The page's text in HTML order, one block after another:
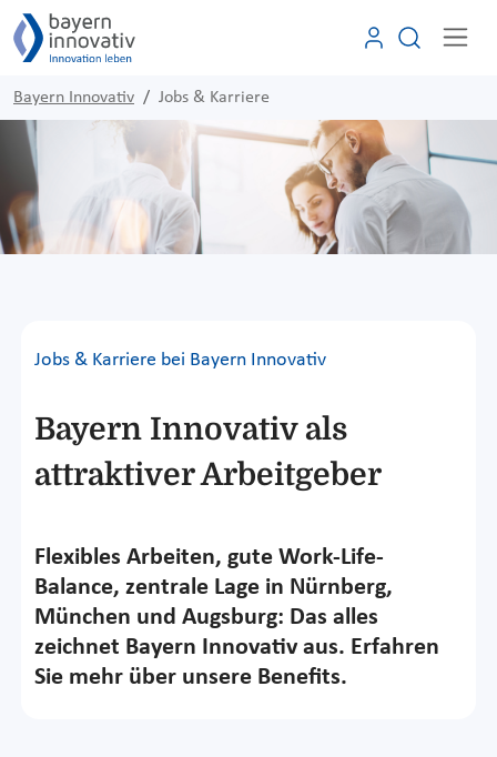
Bayern Innovativ Jobs & Karriere
Jobs & Karriere bei Bayern Innovativ
Bayern Innovativ als
attraktiver Arbeitgeber
Flexibles Arbeiten, gute Work-Life-
Balance, zentrale Lage in Nürnberg,
München und Augsburg: Das alles
zeichnet Bayern Innovativ aus. Erfahren
Sie mehr über unsere Benefits.